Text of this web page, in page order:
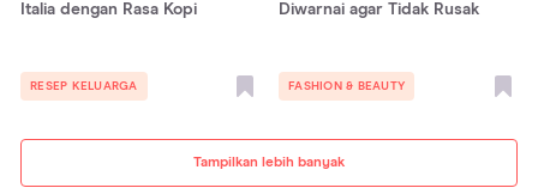
Tampilkan lebih banyak
Italia dengan Rasa Kopi
RESEP KELUARGA
Diwarnai agar Tidak Rusak
FASHION & BEAUTY